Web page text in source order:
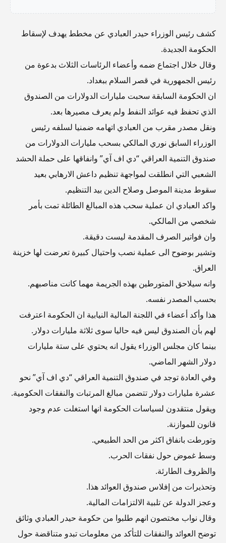
كشف رئيس الوزراء حيدر العبادي عن مخطط يهدف لإسقاط
الحكومة الجديدة.
وقال خلال اجتماع ضمه وأعضاء الرئاسات الثلاث بدعوة من
رئيس الجمهورية في قصر السلام ببغداد.
ان الحكومة السابقة سحبت مليارات الدولارات من الصندوق
الذي تحفظ فيه عوائد النفط ولم يعرف مصيرها بعد.
ونقل مصدر مقرب من العبادي اتهامه ضمنيا لسلفه رئيس
الوزراء السابق نوري المالكي بسحب مليارات الدولارات من
صندوق التنمية العراقي “دي اف آي” وانفاقها على حملة الحشد
الشعبي التي انطلقت لمواجهة تنظيم داعش الارهابي بعيد
سقوط مدينة الموصل وصلاح الدين بيد التنظيم.
واكد العبادي ان عملية سحب هذه المبالغ الطائلة تمت بأمر
شخصي من المالكي.
وان فواتير الصرف المقدمة ليست دقيقة.
وتشير بوضوح الى عملية نصب واحتيال كبيرة تعرضت لها خزينة
العراق.
وانه سيلاحق المتورطين بهذه الجريمة مهما كانت مناصبهم.
بحسب المصدر نفسه.
هذا وأكد أعضاء في اللجنة المالية النيابية ان الحكومة اعترفت
لهم بأن الصندوق ليس فيه حاليا سوى ثلاثة مليارات دولار.
بينما كان مجلس الوزراء يقول انه يحتوي على ستة مليارات
دولار الشهر الماضي.
وفي العادة توجد في صندوق التنمية العراقي “دي اف آي” نحو
عشرة مليارات دولار تتضمن مبالغ المرتبات والنفقات الحكومية.
ويقول منتقدون لسياسات الحكومة انها استغلت عدم وجود
قانون للموازنة.
وتورطت بانفاق اكثر من الحد الطبيعي.
وسط غموض حول نفقات الحرب.
والظروف الطارئة.
وتحذيرات من إفلاس صندوق العوائد هذا.
وعجز الدولة عن تلبية الالتزامات المالية.
وقال نواب مختصون انهم طلبوا من حكومة حيدر العبادي وثائق
توضح العوائد والنفقات للتأكد من معلومات تبدو متناقضة حول